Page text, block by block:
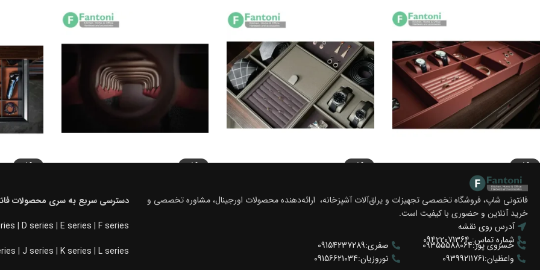
-5%
باکس چرمی مشبک کامپکت فرنچ استایل
فانتونی J950 / J930 / J910
تومان21.000.000 تومان19.950.000
انتخاب گزینه ها
-5%
-5%
-5%
انتخاب
فانتونی شاپ، فروشگاه تخصصی تجهیزات و یراق‌آلات آشپزخانه، ارائه‌دهنده محصولات اورجینال، مشاوره تخصصی و
خرید آنلاین و حضوری با کیفیت است.
آدرس روی نقشه
شماره تماس: 09422071364
خسروی پور:09355588064
واعظیان:09399211761
صفری:09154237289
نوروزیان:09156621034
دسترسی سریع به سری محصولات
| D series | E series | F series
| J series | K series | L series